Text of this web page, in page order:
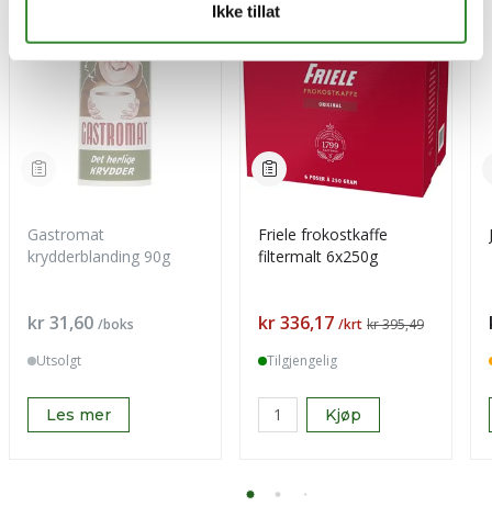
Ikke tillat
Gastromat
krydderblanding 90g
Pris
kr 31,60 /boks
Utsolgt
Les mer
Friele frokostkaffe
filtermalt 6x250g
Pris
kr 336,17 /krt kr 395,49
Tilgjengelig
Kjøp